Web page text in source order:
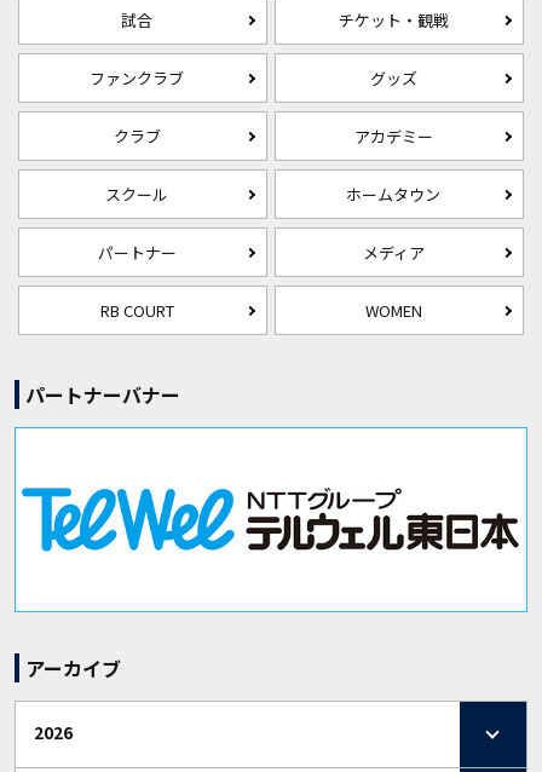
試合 チケット・観戦
ファンクラブ グッズ
クラブ アカデミー
スクール ホームタウン
パートナー メディア
RB COURT WOMEN
パートナーバナー
アーカイブ
2026